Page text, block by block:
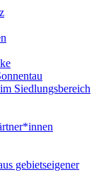
Siedlungsbereich
gebietseigener